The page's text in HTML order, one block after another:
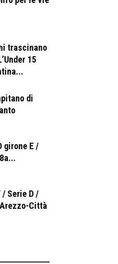
trascinano
15
di
girone E /
/ Serie D /
Città